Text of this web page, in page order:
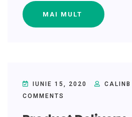
MAI MULT
IUNIE 15, 2020 CALINB
COMMENTS